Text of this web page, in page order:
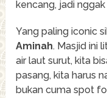
kencang, jadi
Yang paling iconic
Aminah. Masjid ini
air laut surut, kita
pasang, kita harus
bukan cuma spot